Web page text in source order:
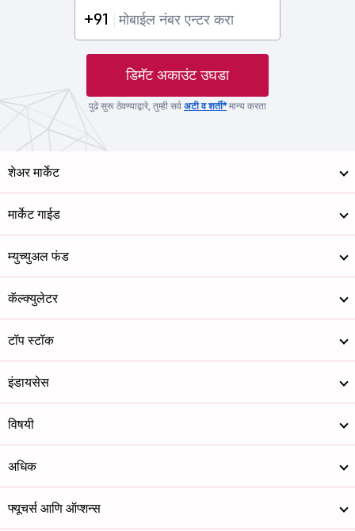
+91
डिमॅट अकाउंट उघडा
पुढे सुरू ठेवण्याद्वारे, तुम्ही सर्व अटी व शर्ती*मान्य करता
शेअर मार्केट
मार्केट गाईड
म्युच्युअल फंड
कॅल्क्युलेटर
टॉप स्टॉक
इंडायसेस
विषयी
अधिक
फ्यूचर्स आणि ऑप्शन्स